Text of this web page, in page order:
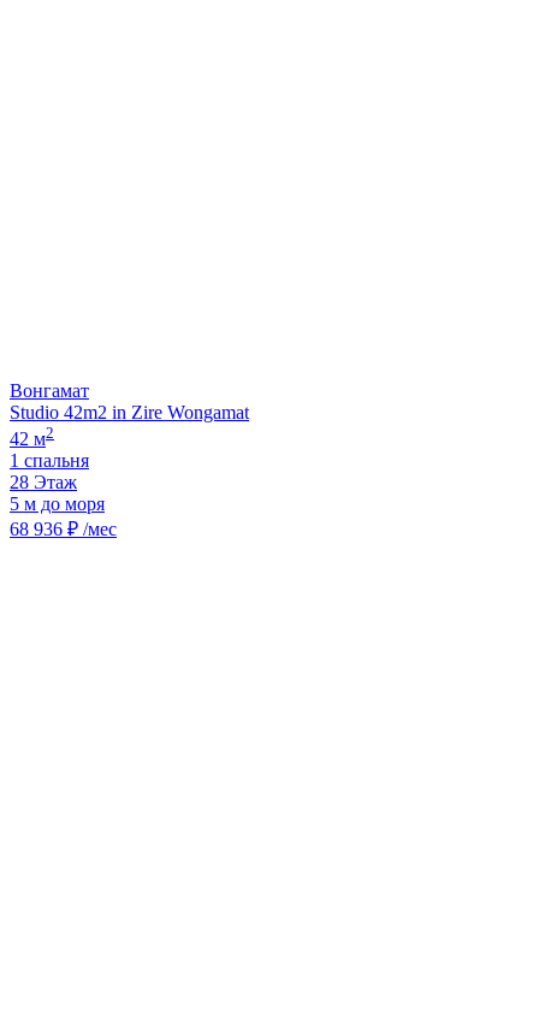
Вонгамат
Studio 42m2 in Zire Wongamat
42 м2
1 спальня
28 Этаж
5 м до моря
68 936 ₽ /мес